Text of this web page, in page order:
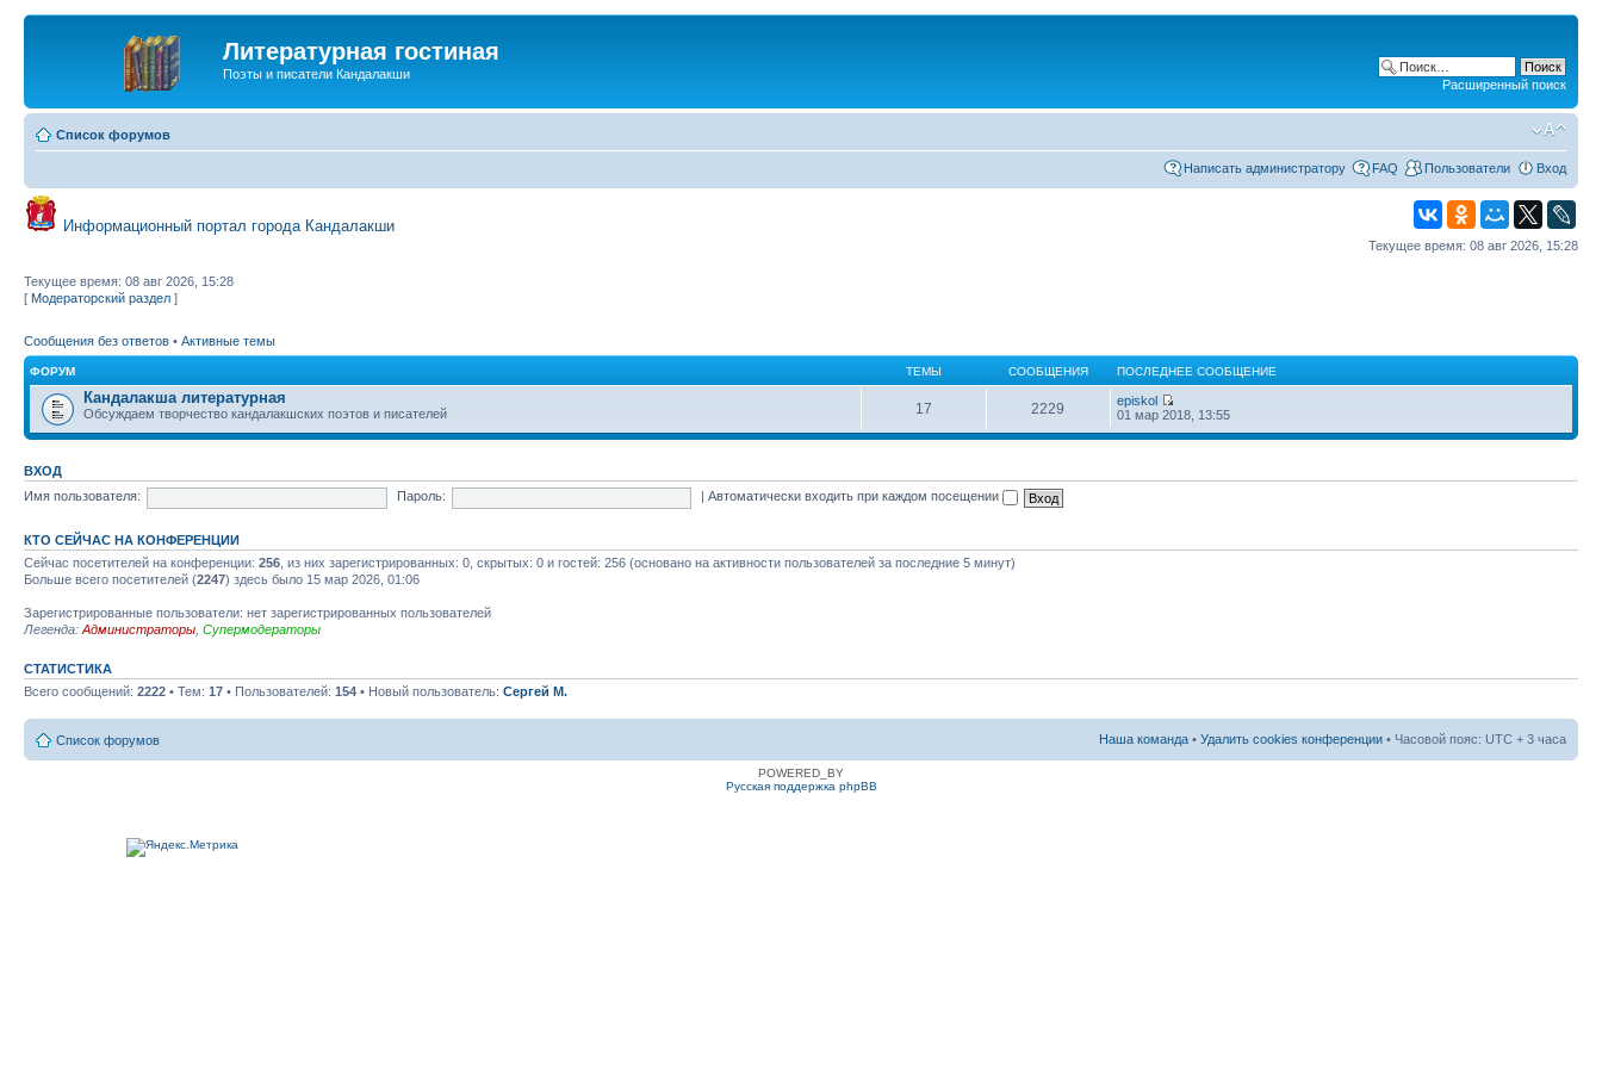
Литературная гостиная
Поэты и писатели Кандалакши
Расширенный поиск
Список форумов
Написать администратору FAQ Пользователи Вход
Информационный портал города Кандалакши
Текущее время: 08 авг 2026, 15:28
Текущее время: 08 авг 2026, 15:28
[ Модераторский раздел ]
Сообщения без ответов • Активные темы
ФОРУМ ТЕМЫ СООБЩЕНИЯ ПОСЛЕДНЕЕ СООБЩЕНИЕ
Кандалакша литературная
Обсуждаем творчество кандалакшских поэтов и писателей 17 2229
episkol
01 мар 2018, 13:55
ВХОД
Имя пользователя:
Пароль: |Автоматически входить при каждом посещении
КТО СЕЙЧАС НА КОНФЕРЕНЦИИ
Сейчас посетителей на конференции: 256 , из них зарегистрированных: 0, скрытых: 0 и гостей: 256 (основано на активности пользователей за последние 5 минут)
Больше всего посетителей (2247) здесь было 15 мар 2026, 01:06
Зарегистрированные пользователи: нет зарегистрированных пользователей
Легенда: Администраторы Супермодераторы
СТАТИСТИКА
Всего сообщений: 2222 • Тем: 17 • Пользователей: 154 • Новый пользователь: Сергей М.
Список форумов Наша команда • Удалить cookies конференции • Часовой пояс: UTC + 3 часа
POWERED_BY
Русская поддержка phpBB